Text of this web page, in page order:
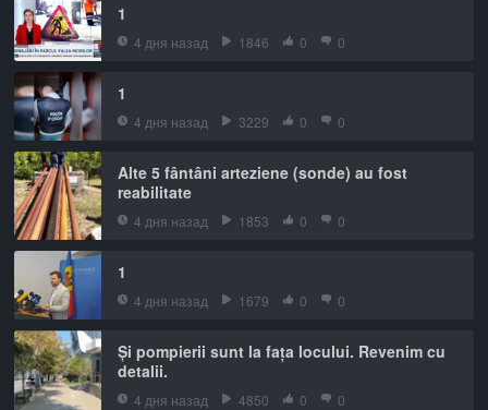
1
4 дня назад 1846 0 0
1
4 дня назад 3229 0 0
Alte 5 fântâni arteziene (sonde) au fost
reabilitate
4 дня назад 1853 0 0
1
4 дня назад 1679 0 0
Și pompierii sunt la fața locului. Revenim cu
detalii.
4 дня назад 4850 0 0